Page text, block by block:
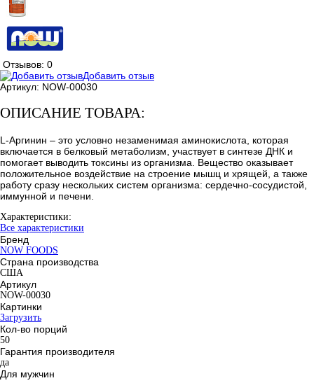
Отзывов: 0
Добавить отзыв
Артикул: NOW-00030
ОПИСАНИЕ ТОВАРА:
L-Аргинин – это условно незаменимая аминокислота, которая
включается в белковый метаболизм, участвует в синтезе ДНК и
помогает выводить токсины из организма. Вещество оказывает
положительное воздействие на строение мышц и хрящей, а также
работу сразу нескольких систем организма: сердечно-сосудистой,
иммунной и печени.
Характеристики:
Все характеристики
Бренд
NOW FOODS
Страна производства
США
Артикул
NOW-00030
Картинки
Загрузить
Кол-во порций
50
Гарантия производителя
да
Для мужчин